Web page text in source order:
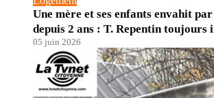
Une mère et ses enfants envahit
depuis 2 ans : T. Repentin toujours
05 juin 2026